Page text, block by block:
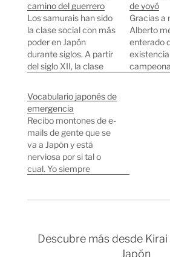
camino del guerrero
Los samurais han sido
la clase social con más
poder en Japón
durante siglos. A partir
del siglo XII, la clase
o "samurai"
empezaron a tener
poder dentro de la
estructura social e
incluso poder político.
Los samurais seguían
una forma de vida,
de yoyó
Gracias a
Alberto
enterado
Vocabulario japonés de
emergencia
Recibo montones de e-
mails de gente que se
va a Japón y está
nerviosa por si tal o
cual. Yo siempre
NO, que los japoneses
Descubre más desde Kirai
Japón